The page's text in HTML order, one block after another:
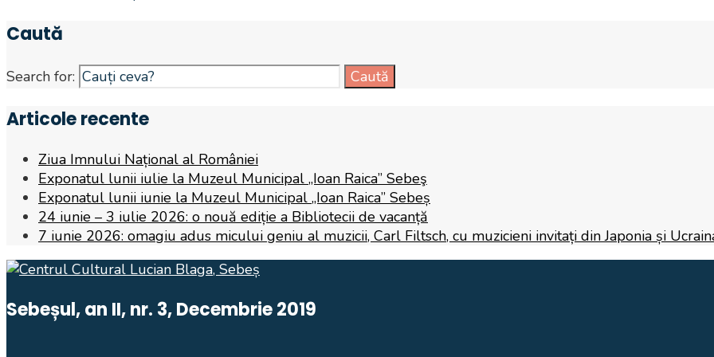
Caută
Search for: Caută
Articole recente
Ziua Imnului Național al României
Exponatul lunii iulie la Muzeul Municipal „Ioan Raica” Sebeş
Exponatul lunii iunie la Muzeul Municipal „Ioan Raica” Sebeș
24 iunie – 3 iulie 2026: o nouă ediție a Bibliotecii de vacanță
7 iunie 2026: omagiu adus micului geniu al muzicii, Carl Filtsch, cu muzicieni invitați din Japonia și
Sebeșul, an II, nr. 3, Decembrie 2019